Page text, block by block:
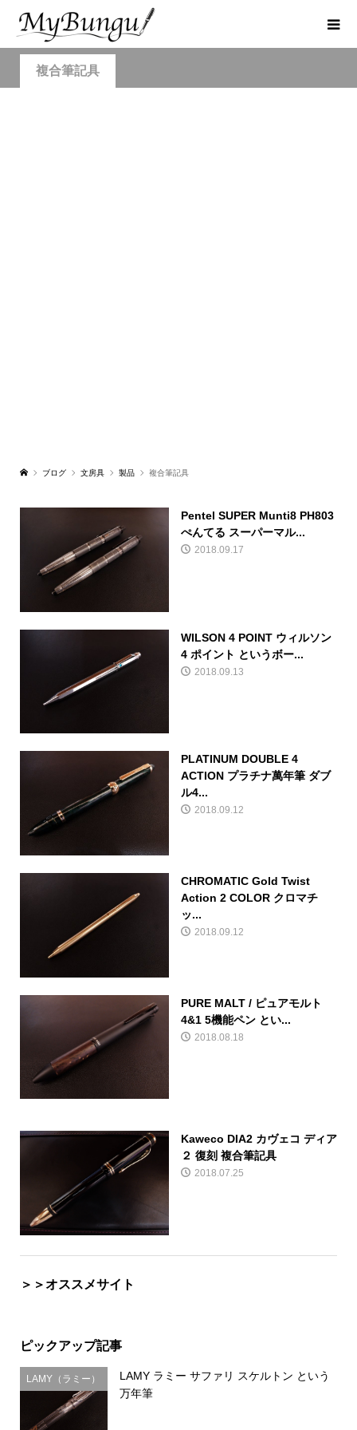
複合筆記具
ブログ 文房具 製品 複合筆記具
Pentel SUPER Munti8 PH803
ぺんてる スーパーマル...
2018.09.17
WILSON 4 POINT ウィルソン
4 ポイント というボー...
2018.09.13
PLATINUM DOUBLE 4
ACTION プラチナ萬年筆 ダブ
ル4...
2018.09.12
CHROMATIC Gold Twist
Action 2 COLOR クロマチ
ッ...
2018.09.12
PURE MALT / ピュアモルト
4&1 5機能ペン とい...
2018.08.18
Kaweco DIA2 カヴェコ ディア
２ 復刻 複合筆記具
2018.07.25
＞＞オススメサイト
ピックアップ記事
LAMY（ラミー）
LAMY ラミー サファリ スケルトン という
万年筆